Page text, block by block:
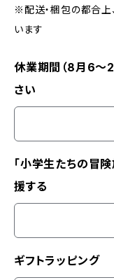
※配送・梱包の都合上
います
休業期間（8月6〜
さい
「小学生たちの冒
援する
ギフトラッピング